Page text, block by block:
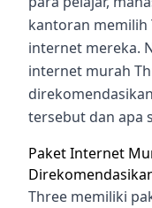
kantoran memilih
internet mereka.
internet murah
tersebut dan apa
Paket Internet
Three memiliki